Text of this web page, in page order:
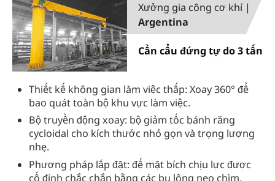
Xưởng gia công cơ khí |
Argentina
Cần cẩu đứng tự do 3 tấn
Thiết kế không gian làm việc thấp: Xoay 360° để
bao quát toàn bộ khu vực làm việc.
Bộ truyền động xoay: bộ giảm tốc bánh răng
cycloidal cho kích thước nhỏ gọn và trọng lượng
nhẹ.
Phương pháp lắp đặt: đế mặt bích chịu lực được
cố định chắc chắn bằng các bu lông neo chìm.